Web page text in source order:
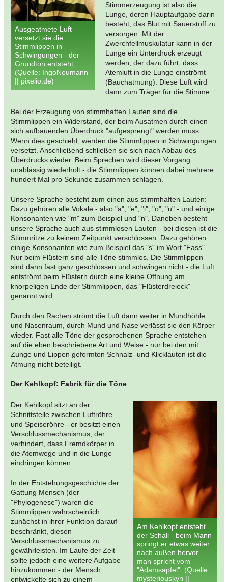
Ausgeatmete Luft
versetzt sie die
Stimmlippen in
Schwingungen - der
Grundton entsteht.
(Quelle: IngoNeumann
|| pixelio.de)
Stimmerzeugung ist also die
Lunge, deren Hauptaufgabe darin
besteht, das Blut mit Sauerstoff zu
versorgen. Mit der
Zwerchfellmuskulatur kann in der
Lunge ein Unterdruck erzeugt
werden, der dazu führt, dass
Atemluft in die Lunge einströmt
(Bauchatmung). Diese Luft wird
dann zum Träger für die Stimme.
Bei der Erzeugung von stimmhaften Lauten sind die
Stimmlippen ein Widerstand, der beim Ausatmen durch einen
sich aufbauenden Überdruck "aufgesprengt" werden muss.
Wenn dies geschieht, werden die Stimmlippen in Schwingungen
versetzt. Anschließend schließen sie sich nach Abbau des
Überdrucks wieder. Beim Sprechen wird dieser Vorgang
unablässig wiederholt - die Stimmlippen können dabei mehrere
hundert Mal pro Sekunde zusammen schlagen.
Unsere Sprache besteht zum einen aus stimmhaften Lauten:
Dazu gehören alle Vokale - also "a", "e", "i", "o", "u" - und einige
Konsonanten wie "m" zum Beispiel und "n". Daneben besteht
unsere Sprache auch aus stimmlosen Lauten - bei diesen ist die
Stimmritze zu keinem Zeitpunkt verschlossen: Dazu gehören
einige Konsonanten wie zum Beispiel das "s" im Wort "Fass".
Nur beim Flüstern sind alle Töne stimmlos. Die Stimmlippen
sind dann fast ganz geschlossen und schwingen nicht - die Luft
entströmt beim Flüstern durch eine kleine Öffnung am
knorpeligen Ende der Stimmlippen, das "Flüsterdreieck"
genannt wird.
Durch den Rachen strömt die Luft dann weiter in Mundhöhle
und Nasenraum, durch Mund und Nase verlässt sie den Körper
wieder. Fast alle Töne der gesprochenen Sprache entstehen
auf die eben beschriebene Art und Weise - nur bei den mit
Zunge und Lippen geformten Schnalz- und Klicklauten ist die
Atmung nicht beteiligt.
Der Kehlkopf: Fabrik für die Töne
Am Kehlkopf entsteht
der Schall - beim Mann
springt er etwas weiter
nach außen hervor,
man spricht vom
"Adamsapfel". (Quelle:
mysteriouskyn ||
Der Kehlkopf sitzt an der
Schnittstelle zwischen Luftröhre
und Speiseröhre - er besitzt einen
Verschlussmechanismus, der
verhindert, dass Fremdkörper in
die Atemwege und in die Lunge
eindringen können.
In der Entstehungsgeschichte der
Gattung Mensch (der
"Phylogenese") waren die
Stimmlippen wahrscheinlich
zunächst in ihrer Funktion darauf
beschränkt, diesen
Verschlussmechanismus zu
gewährleisten. Im Laufe der Zeit
sollte jedoch eine weitere Aufgabe
hinzukommen - der Mensch
entwickelte sich zu einem